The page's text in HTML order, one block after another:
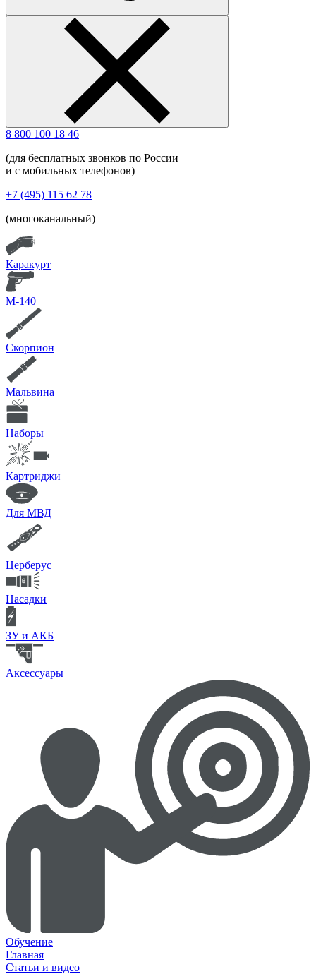
8 800 100 18 46
(для бесплатных звонков по России
и с мобильных телефонов)
+7 (495) 115 62 78
(многоканальный)
Каракурт
М-140
Скорпион
Мальвина
Наборы
Картриджи
Для МВД
Церберус
Насадки
ЗУ и АКБ
Аксессуары
Обучение
Главная
Статьи и видео